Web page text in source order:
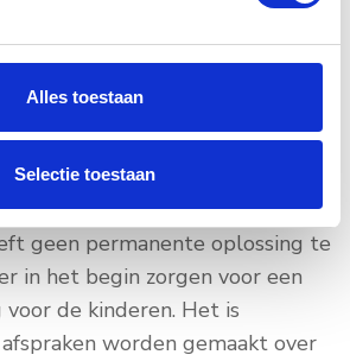
Alles toestaan
Selectie toestaan
jullie scheiding de juiste keuze
ouders in staat zijn om goed
en gezamenlijke afspraken na te
moet er financiële ruimte zijn om
te regelen. Birdnesting bij
geen permanente oplossing te
in het begin zorgen voor een
de kinderen. Het is
worden gemaakt over